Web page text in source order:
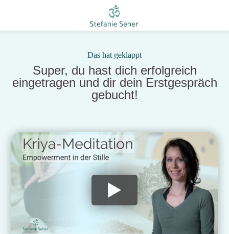
Das hat geklappt
Super, du hast dich erfolgreich
eingetragen und dir dein Erstgespräch
gebucht!